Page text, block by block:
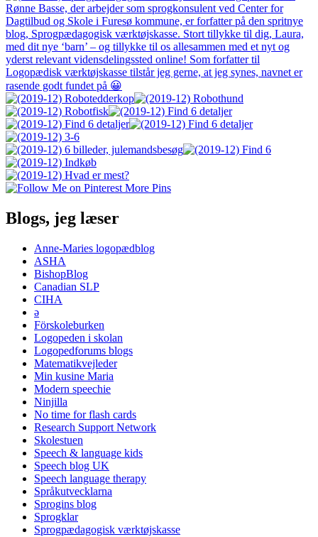
More Pins
Blogs, jeg læser
Anne-Maries logopædblog
ASHA
BishopBlog
Canadian SLP
CIHA
ə
Förskoleburken
Logopeden i skolan
Logopedforums blogs
Matematikvejleder
Min kusine Maria
Modern speechie
Ninjilla
No time for flash cards
Research Support Network
Skolestuen
Speech & language kids
Speech blog UK
Speech language therapy
Språkutvecklarna
Sprogins blog
Sprogklar
Sprogpædagogisk værktøjskasse